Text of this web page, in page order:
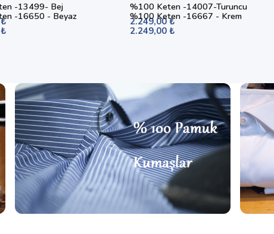
-13499- Bej
%100 Keten -14007-Turuncu
2.249,00 ₺
-16650 - Beyaz
%100 Keten -16667 - Krem
2.249,00 ₺